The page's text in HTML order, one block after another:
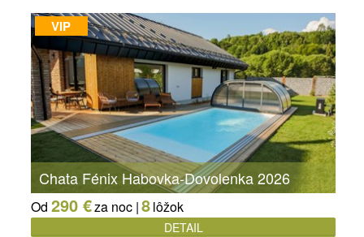
VIP
Chata Fénix Habovka-Dovolenka 2026
Od 290 €za noc |8lôžok
DETAIL